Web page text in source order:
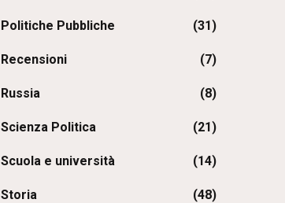
Politiche Pubbliche (31)
Recensioni (7)
Russia (8)
Scienza Politica (21)
Scuola e università (14)
Storia (48)